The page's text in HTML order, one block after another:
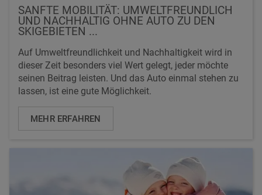
SANFTE MOBILITÄT: UMWELTFREUNDLICH
UND NACHHALTIG OHNE AUTO ZU DEN
SKIGEBIETEN ...
Auf Umweltfreundlichkeit und Nachhaltigkeit wird in
dieser Zeit besonders viel Wert gelegt, jeder möchte
seinen Beitrag leisten. Und das Auto einmal stehen zu
lassen, ist eine gute Möglichkeit.
MEHR ERFAHREN